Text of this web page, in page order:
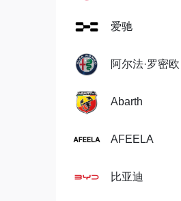
爱驰
阿尔法·罗密欧
Abarth
AFEELA
比亚迪